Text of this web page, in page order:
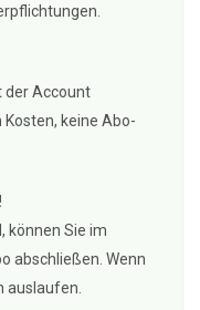
der Account
keine Abo-
können Sie im
abschließen. Wenn
auslaufen.